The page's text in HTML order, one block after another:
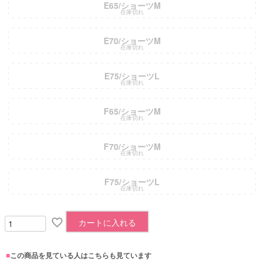
E65/ショーツM
在庫切れ
E70/ショーツM
在庫切れ
E75/ショーツL
在庫切れ
F65/ショーツM
在庫切れ
F70/ショーツM
在庫切れ
F75/ショーツL
在庫切れ
カートに入れる
■この商品を見ている人はこちらも見ています